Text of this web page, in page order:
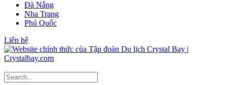
Đà Nẵng
Nha Trang
Phú Quốc
Liên hệ